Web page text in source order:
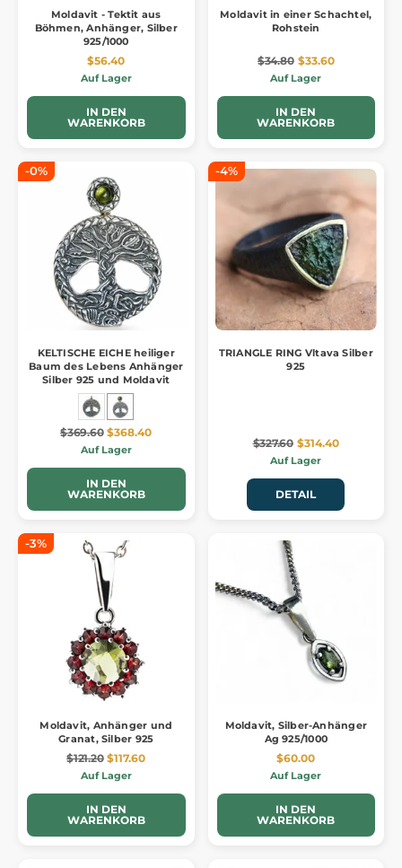
Moldavit - Tektit aus
Böhmen, Anhänger, Silber
925/1000
$56.40
Auf Lager
IN DEN
WARENKORB
Moldavit in einer Schachtel,
Rohstein
$34.80 $33.60
Auf Lager
IN DEN
WARENKORB
-0%
KELTISCHE EICHE heiliger
Baum des Lebens Anhänger
Silber 925 und Moldavit
$369.60 $368.40
Auf Lager
IN DEN
WARENKORB
-4%
TRIANGLE RING Vltava Silber
925
$327.60 $314.40
Auf Lager
DETAIL
-3%
Moldavit, Anhänger und
Granat, Silber 925
$121.20 $117.60
Auf Lager
IN DEN
WARENKORB
Moldavit, Silber-Anhänger
Ag 925/1000
$60.00
Auf Lager
IN DEN
WARENKORB